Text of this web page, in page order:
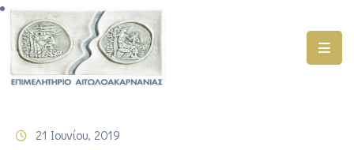
ΑΡΧΙΚΗ
ΓΕΜΗ21 Ιουνίου, 2019